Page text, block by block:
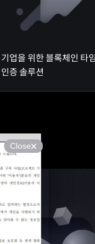
Close
기업을 위한 블록체인 타
인증 솔루션
결합 서비스